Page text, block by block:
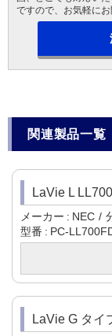
ですので、お気軽にお
関連製品一覧
LaVie L
メーカー NEC
型番
PC-
LaVie G タイ